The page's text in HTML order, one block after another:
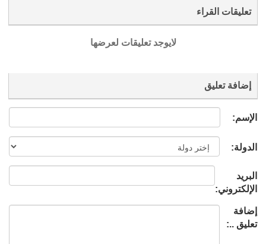
تعليقات القراء
لايوجد تعليقات لعرضها
إضافة تعليق
الإسم:
الدولة:
البريد
الإلكتروني:
إضافة
تعليق ..: